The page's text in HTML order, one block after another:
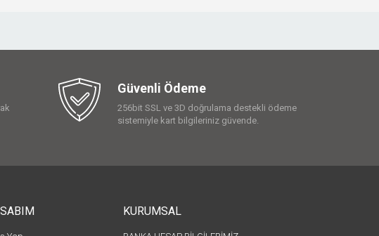
Güvenli Ödeme
256bit SSL ve 3D doğrulama destekli ödeme
sistemiyle kart bilgileriniz güvende.
KURUMSAL